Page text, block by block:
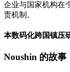
企业与国家机构在
责机制。
本数码化跨国镇压
Noushin 的故事